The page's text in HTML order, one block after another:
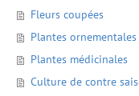
Fleurs coupées
Plantes ornementales
Plantes médicinales
Culture de contre